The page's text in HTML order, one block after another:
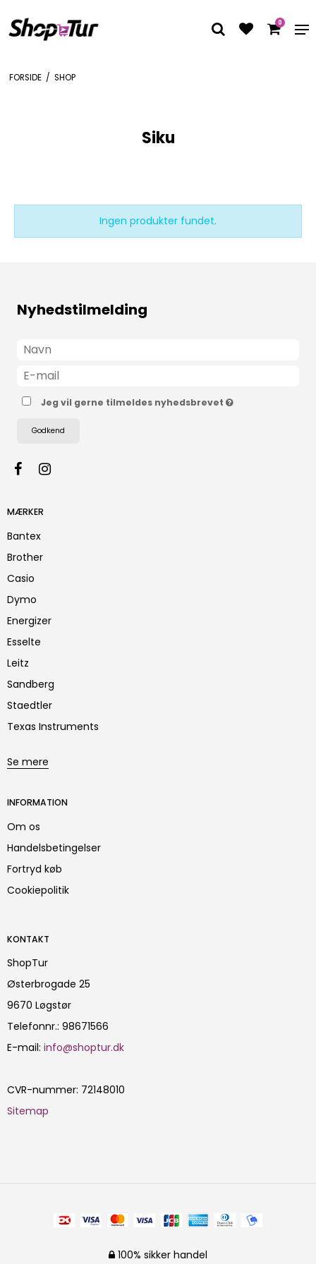
0
FORSIDE / SHOP
Siku
Ingen produkter fundet.
Nyhedstilmelding
Jeg vil gerne tilmeldes nyhedsbrevet
Godkend
MÆRKER
Bantex
Brother
Casio
Dymo
Energizer
Esselte
Leitz
Sandberg
Staedtler
Texas Instruments
Se mere
INFORMATION
Om os
Handelsbetingelser
Fortryd køb
Cookiepolitik
KONTAKT
ShopTur
Østerbrogade 25
9670 Løgstør
Telefonnr.: 98671566
E-mail: info@shoptur.dk
CVR-nummer: 72148010
Sitemap
100% sikker handel